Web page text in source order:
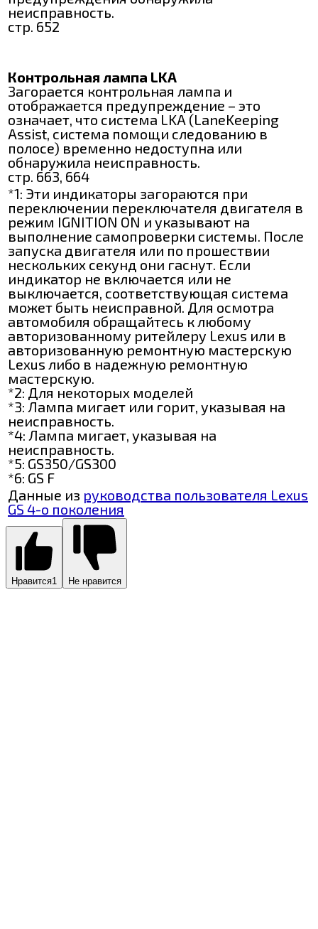
неисправность.
стр. 652
Контрольная лампа LKA
Загорается контрольная лампа и
отображается предупреждение – это
означает, что система LKA (LaneKeeping
Assist, система помощи следованию в
полосе) временно недоступна или
обнаружила неисправность.
стр. 663, 664
*1: Эти индикаторы загораются при
переключении переключателя двигателя в
режим IGNITION ON и указывают на
выполнение самопроверки системы. После
запуска двигателя или по прошествии
нескольких секунд они гаснут. Если
индикатор не включается или не
выключается, соответствующая система
может быть неисправной. Для осмотра
автомобиля обращайтесь к любому
авторизованному ритейлеру Lexus или в
авторизованную ремонтную мастерскую
Lexus либо в надежную ремонтную
мастерскую.
*2: Для некоторых моделей
*3: Лампа мигает или горит, указывая на
неисправность.
*4: Лампа мигает, указывая на
неисправность.
*5: GS350/GS300
*6: GS F
Данные из руководства пользователя Lexus
GS 4-о поколения
Нравится1 Не нравится